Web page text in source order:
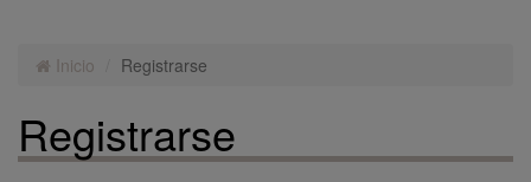
Inicio Registrarse
Registrarse